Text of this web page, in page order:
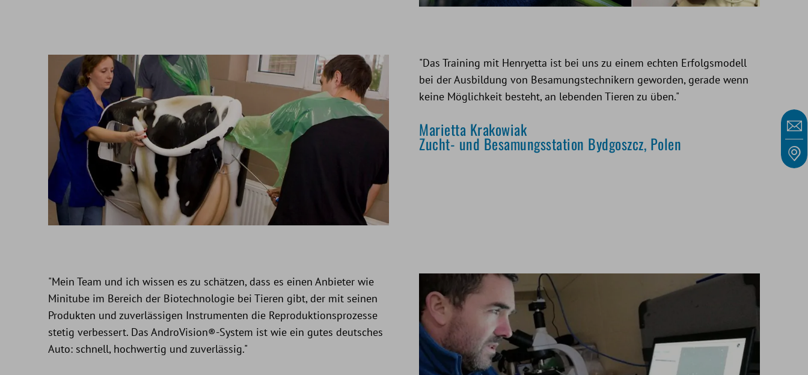
"Das Training mit Henryetta ist bei uns zu einem echten Erfolgsmodell
bei der Ausbildung von Besamungstechnikern geworden, gerade wenn
keine Möglichkeit besteht, an lebenden Tieren zu üben."
Marietta Krakowiak
Zucht- und Besamungsstation Bydgoszcz, Polen
"Mein Team und ich wissen es zu schätzen, dass es einen Anbieter wie
Minitube im Bereich der Biotechnologie bei Tieren gibt, der mit seinen
Produkten und zuverlässigen Instrumenten die Reproduktionsprozesse
stetig verbessert. Das AndroVision®-System ist wie ein gutes deutsches
Auto: schnell, hochwertig und zuverlässig."